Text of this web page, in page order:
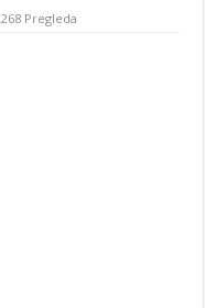
268 Pregleda